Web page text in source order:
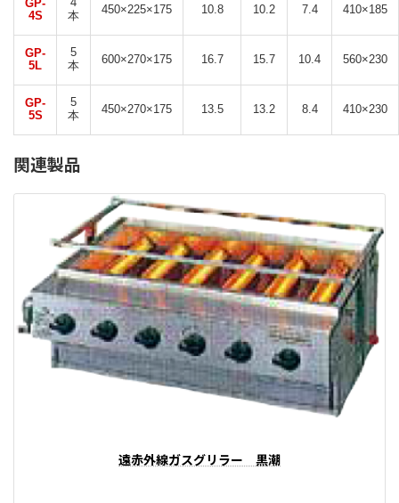
GP-
4S
4
本
450×225×175 10.8 10.2 7.4 410×185
GP-
5L
5
本
600×270×175 16.7 15.7 10.4 560×230
GP-
5S
5
本
450×270×175 13.5 13.2 8.4 410×230
関連製品
遠赤外線ガスグリラー 黒潮